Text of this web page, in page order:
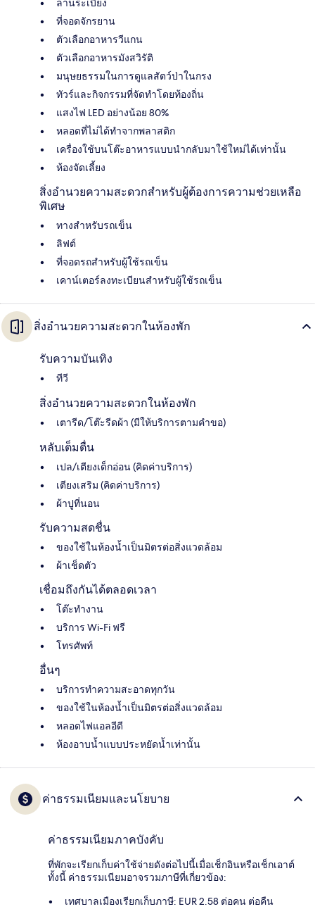
ลานระเบียง
ที่จอดจักรยาน
ตัวเลือกอาหารวีแกน
ตัวเลือกอาหารมังสวิรัติ
มนุษยธรรมในการดูแลสัตว์ป่าในกรง
ทัวร์และกิจกรรมที่จัดทำโดยท้องถิ่น
แสงไฟ LED อย่างน้อย 80%
หลอดที่ไม่ได้ทำจากพลาสติก
เครื่องใช้บนโต๊ะอาหารแบบนำกลับมาใช้ใหม่ได้เท่านั้น
ห้องจัดเลี้ยง
สิ่งอำนวยความสะดวกสำหรับผู้ต้องการความช่วยเหลือ
พิเศษ
ทางสำหรับรถเข็น
ลิฟต์
ที่จอดรถสำหรับผู้ใช้รถเข็น
เคาน์เตอร์ลงทะเบียนสำหรับผู้ใช้รถเข็น
สิ่งอำนวยความสะดวกในห้องพัก
รับความบันเทิง
ทีวี
สิ่งอำนวยความสะดวกในห้องพัก
เตารีด/โต๊ะรีดผ้า (มีให้บริการตามคำขอ)
หลับเต็มตื่น
เปล/เตียงเด็กอ่อน (คิดค่าบริการ)
เตียงเสริม (คิดค่าบริการ)
ผ้าปูที่นอน
รับความสดชื่น
ของใช้ในห้องน้ำเป็นมิตรต่อสิ่งแวดล้อม
ผ้าเช็ดตัว
เชื่อมถึงกันได้ตลอดเวลา
โต๊ะทำงาน
บริการ Wi-Fi ฟรี
โทรศัพท์
อื่นๆ
บริการทำความสะอาดทุกวัน
ของใช้ในห้องน้ำเป็นมิตรต่อสิ่งแวดล้อม
หลอดไฟแอลอีดี
ห้องอาบน้ำแบบประหยัดน้ำเท่านั้น
ค่าธรรมเนียมและนโยบาย
ค่าธรรมเนียมภาคบังคับ
ที่พักจะเรียกเก็บค่าใช้จ่ายดังต่อไปนี้เมื่อเช็กอินหรือเช็กเอาต์
ทั้งนี้ ค่าธรรมเนียมอาจรวมภาษีที่เกี่ยวข้อง:
เทศบาลเมืองเรียกเก็บภาษี: EUR 2.58 ต่อคน ต่อคืน